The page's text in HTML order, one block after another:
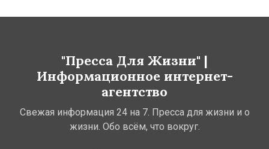
"Пресса Для Жизни" |
Информационное интернет-
агентство
Свежая информация 24 на 7. Пресса для жизни и о
жизни. Обо всём, что вокруг.